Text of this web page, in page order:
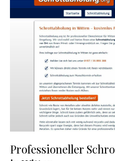
Professioneller